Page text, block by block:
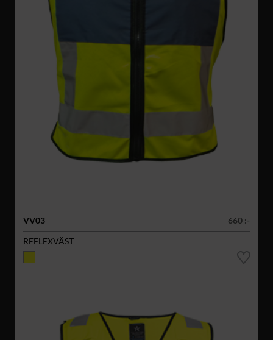
VV03
660 :-
REFLEXVÄST